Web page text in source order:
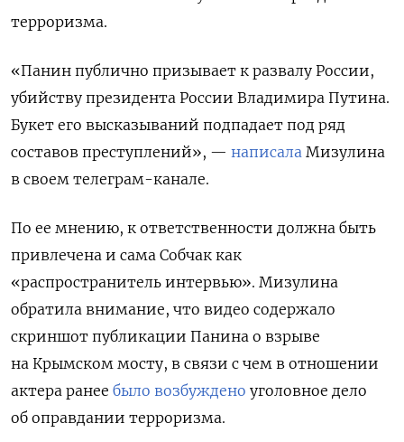
терроризма.
«Панин публично призывает к развалу России,
убийству президента России Владимира Путина.
Букет его высказываний подпадает под ряд
составов преступлений», — написала Мизулина
в своем телеграм-канале.
По ее мнению, к ответственности должна быть
привлечена и сама Собчак как
«распространитель интервью». Мизулина
обратила внимание, что видео содержало
скриншот публикации Панина о взрыве
на Крымском мосту, в связи с чем в отношении
актера ранее было возбуждено уголовное дело
об оправдании терроризма.